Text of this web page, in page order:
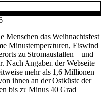
Menschen das Weihnachtsfest
Minustemperaturen, Eiswind
zu Stromausfällen – und
Nach Angaben der Webseite
mehr als 1,6 Millionen
ihnen an der Ostküste der
bis zu Minus 40 Grad